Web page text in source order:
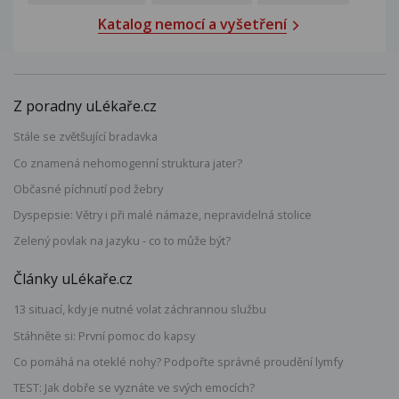
Katalog nemocí a vyšetření
Z poradny uLékaře.cz
Stále se zvětšující bradavka
Co znamená nehomogenní struktura jater?
Občasné píchnutí pod žebry
Dyspepsie: Větry i při malé námaze, nepravidelná stolice
Zelený povlak na jazyku - co to může být?
Články uLékaře.cz
13 situací, kdy je nutné volat záchrannou službu
Stáhněte si: První pomoc do kapsy
Co pomáhá na oteklé nohy? Podpořte správné proudění lymfy
TEST: Jak dobře se vyznáte ve svých emocích?